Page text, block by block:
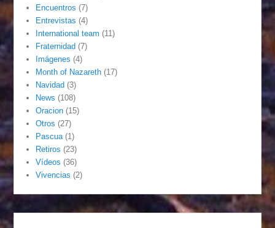
Encuentros (7)
Entrevistas (4)
International team (11)
Fraternidad (7)
Imágenes (4)
Month of Nazareth (17)
Navidad (3)
News (108)
Oracion (15)
Otros (27)
Pascua (1)
Retiros (23)
Vídeos (36)
Vivencias (2)